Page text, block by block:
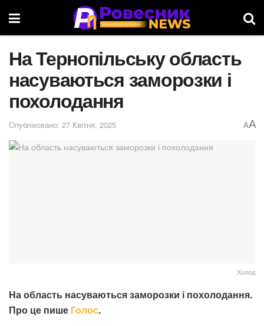
На Тернопільську область
насуваються заморозки і
похолодання
Опубліковано: 27 Квітня, 2025 AA
Холод
На область насуваються заморозки і похолодання.
Про це пише Голос.